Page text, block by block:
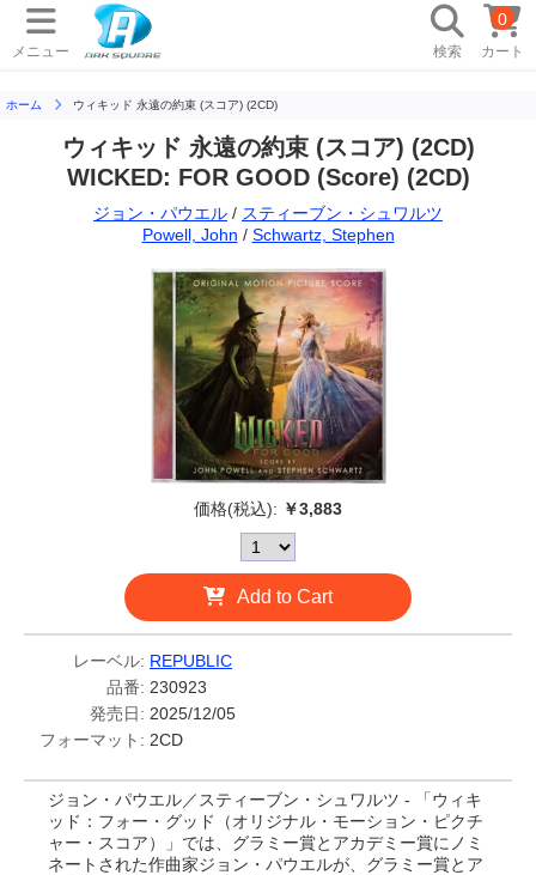
メニュー 検索 カート
0
ホーム ウィキッド 永遠の約束 (スコア) (2CD)
ウィキッド 永遠の約束 (スコア) (2CD)
WICKED: FOR GOOD (Score) (2CD)
ジョン・パウエル / スティーブン・シュワルツ
Powell, John / Schwartz, Stephen
価格(税込): ￥3,883
Add to Cart
レーベル: REPUBLIC
品番: 230923
発売日: 2025/12/05
フォーマット: 2CD
ジョン・パウエル／スティーブン・シュワルツ - 「ウィキ
ッド：フォー・グッド（オリジナル・モーション・ピクチ
ャー・スコア）」では、グラミー賞とアカデミー賞にノミ
ネートされた作曲家ジョン・パウエルが、グラミー賞とア